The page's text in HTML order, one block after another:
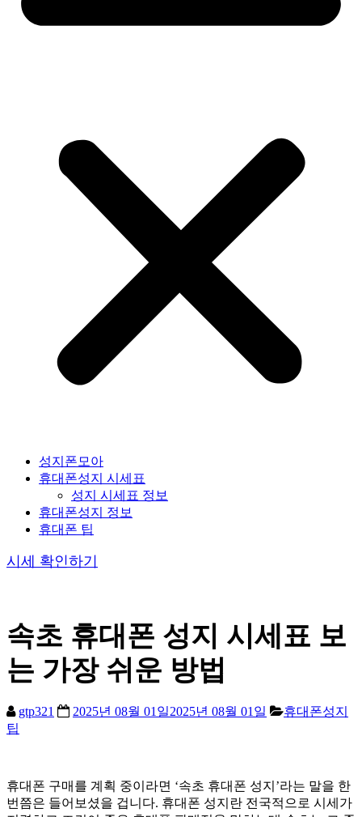
성지폰모아
휴대폰성지 시세표
성지 시세표 정보
휴대폰성지 정보
휴대폰 팁
시세 확인하기
속초 휴대폰 성지 시세표 보
는 가장 쉬운 방법
gtp321 2025년 08월 01일2025년 08월 01일
휴대폰성지
팁
휴대폰 구매를 계획 중이라면 ‘속초 휴대폰 성지’라는 말을 한
번쯤은 들어보셨을 겁니다. 휴대폰 성지란 전국적으로 시세가